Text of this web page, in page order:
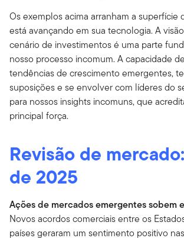
Os exemplos acima arranham a superfície
está avançando em sua tecnologia. A
cenário de investimentos é uma parte
nosso processo incomum. A capacidade
tendências de crescimento emergentes,
suposições e se envolver com líderes do
para nossos insights incomuns, que
principal força.
Revisão de
de 2025
Ações de mercados emergentes sobem
Novos acordos comerciais entre os
países geraram um sentimento positivo